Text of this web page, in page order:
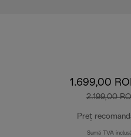
1.699,00
2.199,00
Preț
Sumă TVA